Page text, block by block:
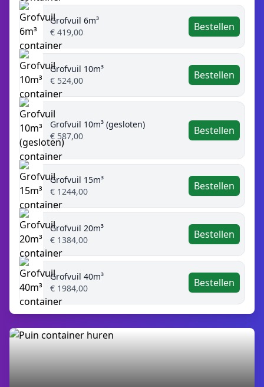
Grofvuil 6m³
€ 419,00
Bestellen
Grofvuil 10m³
€ 524,00
Bestellen
Grofvuil 10m³ (gesloten)
€ 587,00
Bestellen
Grofvuil 15m³
€ 1244,00
Bestellen
Grofvuil 20m³
€ 1384,00
Bestellen
Grofvuil 40m³
€ 1984,00
Bestellen